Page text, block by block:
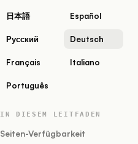
日本語 Español
Русский Deutsch
Français Italiano
Português
IN DIESEM LEITFADEN
Seiten-Verfügbarkeit